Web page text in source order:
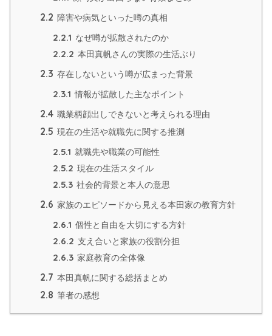
2.2 障害や病気といった噂の真相
2.2.1 なぜ噂が拡散されたのか
2.2.2 本田真帆さんの実際の生活ぶり
2.3 存在しないという噂が広まった背景
2.3.1 情報が拡散した主なポイント
2.4 職業柄顔出しできないと考えられる理由
2.5 現在の生活や就職先に関する推測
2.5.1 就職先や職業の可能性
2.5.2 現在の生活スタイル
2.5.3 社会的背景と本人の意思
2.6 家族のエピソードから見える本田家の教育方針
2.6.1 個性と自由を大切にする方針
2.6.2 支え合いと家族の役割分担
2.6.3 家庭教育の全体像
2.7 本田真帆に関する総括まとめ
2.8 筆者の感想